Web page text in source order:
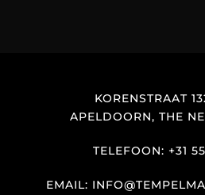
KORENSTRAAT
APELDOORN, THE
TELEFOON: +31
EMAIL: